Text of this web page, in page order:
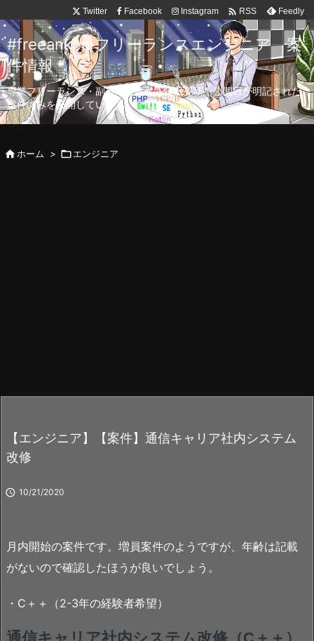
Twitter Facebook Instagram  RSS Feedly
#freeanken フリーランスエンジニア 案
件情報
専業フリーランス・副業向け案件を毎日更新！公開日が明記された
案件のみを公開しています。
ホーム > エンジニア
【エンジニア】【案件】通信キャリア社内システム
改修
 10/21/2020
月内開始の案件です。増員案件のようですが、年齢は記載
がないので確認したほうが良いでしょう。
・C＋＋（2-3年の経験者希望）